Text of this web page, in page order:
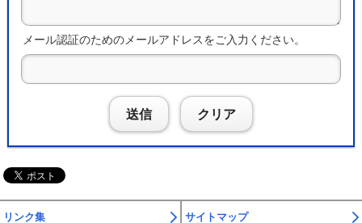
メール認証のためのメールアドレスをご入力ください。
送信 クリア
リンク集 サイトマップ